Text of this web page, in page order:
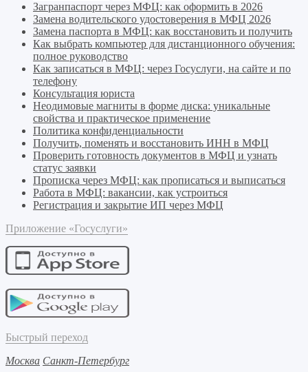
Загранпаспорт через МФЦ: как оформить в 2026
Замена водительского удостоверения в МФЦ 2026
Замена паспорта в МФЦ: как восстановить и получить
Как выбрать компьютер для дистанционного обучения:
полное руководство
Как записаться в МФЦ: через Госуслуги, на сайте и по
телефону
Консультация юриста
Неодимовые магниты в форме диска: уникальные
свойства и практическое применение
Политика конфиденциальности
Получить, поменять и восстановить ИНН в МФЦ
Проверить готовность документов в МФЦ и узнать
статус заявки
Прописка через МФЦ: как прописаться и выписаться
Работа в МФЦ: вакансии, как устроиться
Регистрация и закрытие ИП через МФЦ
Приложение «Госуслуги»
Быстрый переход
Москва Санкт-Петербург